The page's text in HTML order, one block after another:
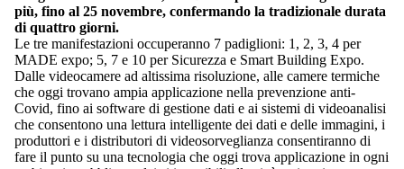
più, fino al 25 novembre, confermando la tradizionale durata
di quattro giorni.
Le tre manifestazioni occuperanno 7 padiglioni: 1, 2, 3, 4 per
MADE expo; 5, 7 e 10 per Sicurezza e Smart Building Expo.
Dalle videocamere ad altissima risoluzione, alle camere termiche
che oggi trovano ampia applicazione nella prevenzione anti-
Covid, fino ai software di gestione dati e ai sistemi di videoanalisi
che consentono una lettura intelligente dei dati e delle immagini, i
produttori e i distributori di videosorveglianza consentiranno di
fare il punto su una tecnologia che oggi trova applicazione in ogni